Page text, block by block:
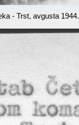
- Trst, avgusta 1944.